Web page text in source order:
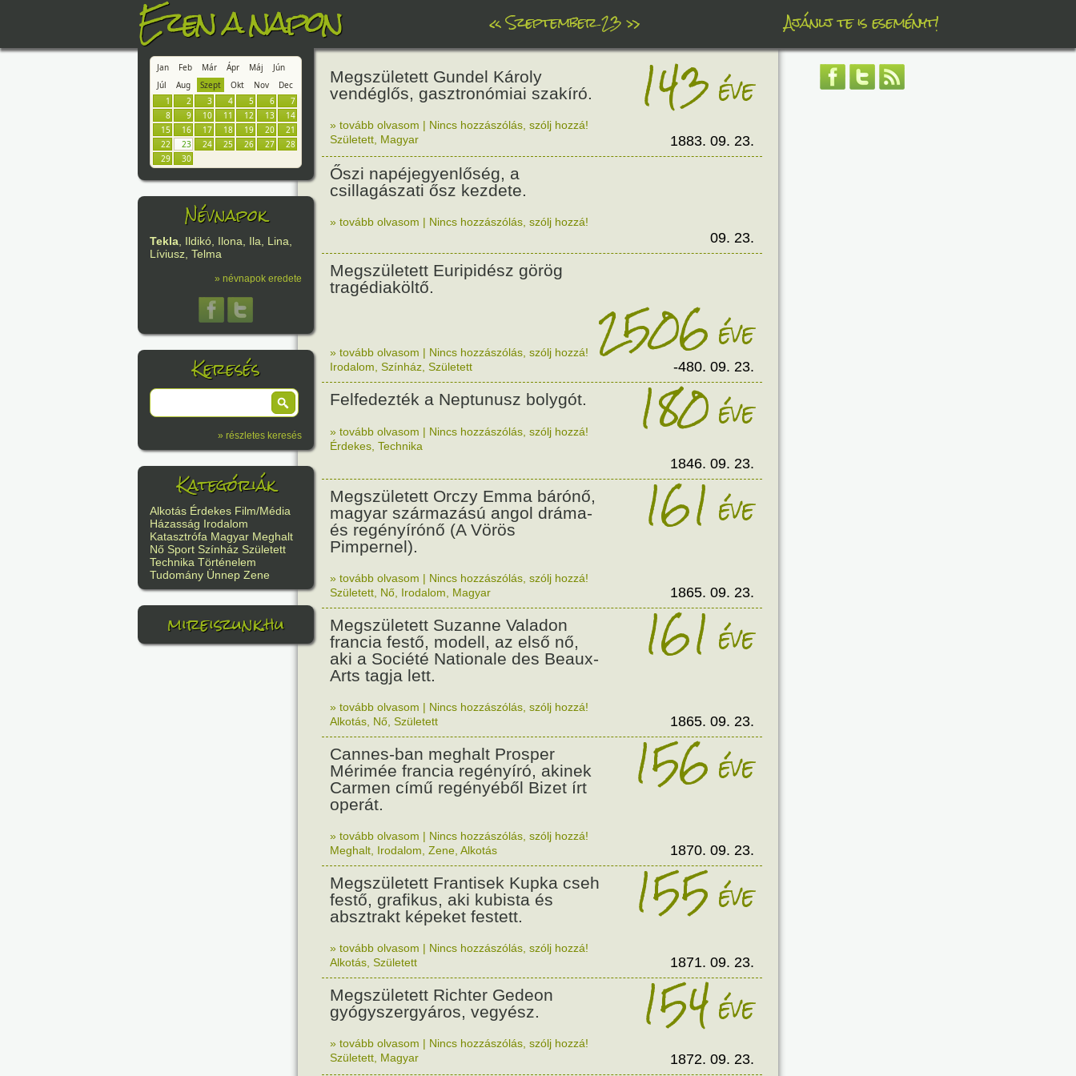
Ezen a napon «Szeptember 23» Ajánlj te is eseményt!
Jan Feb Már Ápr Máj
Jún
Júl
Aug Szept Okt Nov
Dec
1
2 3 4 5 6
7
8
9 10 11 12 13
14
15
16 17 18 19 20
21
22
23 24 25 26 27
28
29
30
Névnapok
Tekla, Ildikó, Ilona, Ila, Lina,
Líviusz, Telma
» névnapok eredete
Keresés
» részletes keresés
Kategóriák
Alkotás Érdekes Film/Média
Házasság Irodalom
Katasztrófa Magyar Meghalt
Nő Sport Színház Született
Technika Történelem
Tudomány Ünnep Zene
mireiszunk.hu
Megszületett Gundel Károly
vendéglős, gasztronómiai szakíró.
143 éve
» tovább olvasom | Nincs hozzászólás, szólj hozzá!
Született Magyar 1883. 09. 23.
Őszi napéjegyenlőség, a
csillagászati ősz kezdete.
» tovább olvasom | Nincs hozzászólás, szólj hozzá!
09. 23.
Megszületett Euripidész görög
tragédiaköltő.
2506 éve
» tovább olvasom | Nincs hozzászólás, szólj hozzá!
Irodalom Színház Született -480. 09. 23.
Felfedezték a Neptunusz bolygót. 180éve
» tovább olvasom | Nincs hozzászólás, szólj hozzá!
Érdekes Technika
1846. 09. 23.
Megszületett Orczy Emma bárónő,
magyar származású angol dráma-
és regényírónő (A Vörös
Pimpernel).
161éve
» tovább olvasom | Nincs hozzászólás, szólj hozzá!
Született Nő Irodalom Magyar 1865. 09. 23.
Megszületett Suzanne Valadon
francia festő, modell, az első nő,
aki a Société Nationale des Beaux-
Arts tagja lett.
161éve
» tovább olvasom | Nincs hozzászólás, szólj hozzá!
Alkotás Nő Született 1865. 09. 23.
Cannes-ban meghalt Prosper
Mérimée francia regényíró, akinek
Carmen című regényéből Bizet írt
operát.
156éve
» tovább olvasom | Nincs hozzászólás, szólj hozzá!
Meghalt Irodalom Zene Alkotás 1870. 09. 23.
Megszületett Frantisek Kupka cseh
festő, grafikus, aki kubista és
absztrakt képeket festett.
155éve
» tovább olvasom | Nincs hozzászólás, szólj hozzá!
Alkotás Született 1871. 09. 23.
Megszületett Richter Gedeon
gyógyszergyáros, vegyész.
154éve
» tovább olvasom | Nincs hozzászólás, szólj hozzá!
Született Magyar 1872. 09. 23.